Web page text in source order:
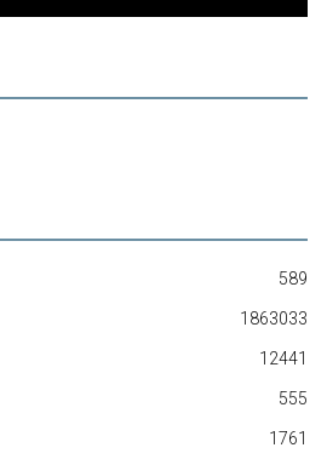
589
1863033
12441
555
1761